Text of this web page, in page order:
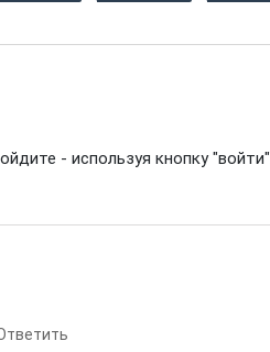
- используя кнопку "войти".